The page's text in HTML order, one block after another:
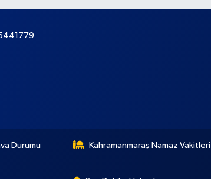
Durumu Kahramanmaraş Namaz Vakitleri